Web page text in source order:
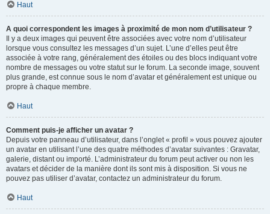
Haut
A quoi correspondent les images à proximité de mon nom d’utilisateur ?
Il y a deux images qui peuvent être associées avec votre nom d’utilisateur
lorsque vous consultez les messages d’un sujet. L’une d’elles peut être
associée à votre rang, généralement des étoiles ou des blocs indiquant votre
nombre de messages ou votre statut sur le forum. La seconde image, souvent
plus grande, est connue sous le nom d’avatar et généralement est unique ou
propre à chaque membre.
Haut
Comment puis-je afficher un avatar ?
Depuis votre panneau d’utilisateur, dans l’onglet « profil » vous pouvez ajouter
un avatar en utilisant l’une des quatre méthodes d’avatar suivantes : Gravatar,
galerie, distant ou importé. L’administrateur du forum peut activer ou non les
avatars et décider de la manière dont ils sont mis à disposition. Si vous ne
pouvez pas utiliser d’avatar, contactez un administrateur du forum.
Haut